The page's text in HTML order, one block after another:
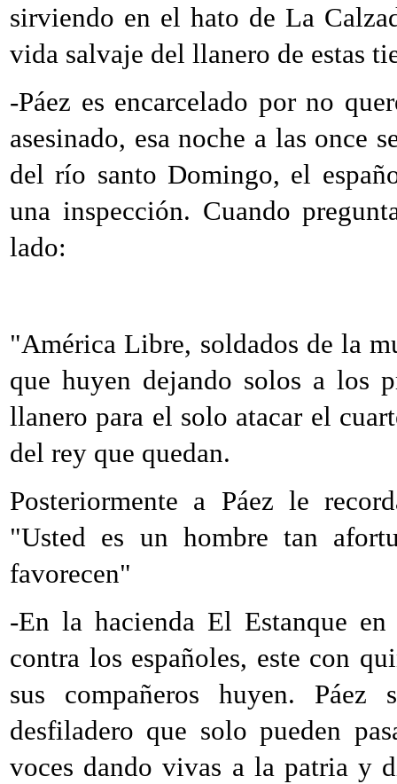
sirviendo en el hato de La
vida salvaje del llanero de estas
-Páez es encarcelado por no
asesinado, esa noche a las once
del río santo Domingo, el
una inspección. Cuando
lado:
"América Libre, soldados de la
que huyen dejando solos a los
llanero para el solo atacar el
del rey que quedan.
Posteriormente a Páez le
"Usted es un hombre tan
favorecen"
-En la hacienda El Estanque
contra los españoles, este con
sus compañeros huyen.
desfiladero que solo pueden
voces dando vivas a la patria y